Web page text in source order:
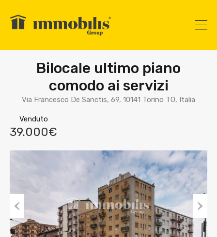
Bilocale ultimo piano
comodo ai servizi
Via Francesco De Sanctis, 69, 10141 Torino TO, Italia
Venduto
39.000€
Prev
ious
Nex
t